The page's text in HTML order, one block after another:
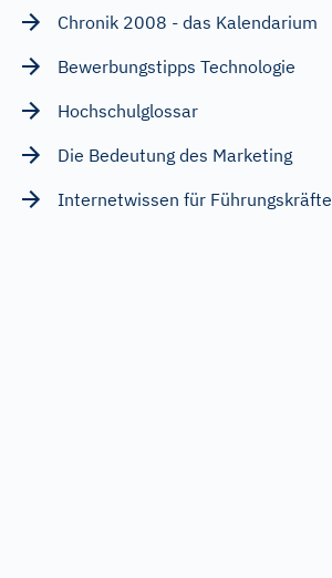
Chronik 2008 - das Kalendarium
Bewerbungstipps Technologie
Hochschulglossar
Die Bedeutung des Marketing
Internetwissen für Führungskräfte